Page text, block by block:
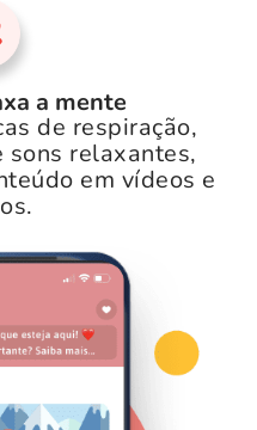
a mente
de respiração,
sons relaxantes,
em vídeos e